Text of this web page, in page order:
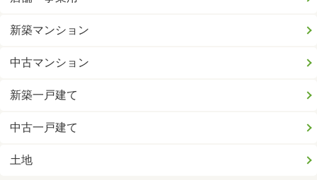
新築マンション
中古マンション
新築一戸建て
中古一戸建て
土地